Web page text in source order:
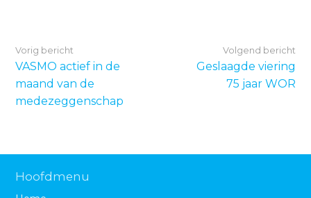
Vorig bericht
VASMO actief in de
maand van de
medezeggenschap
Volgend bericht
Geslaagde viering
75 jaar WOR
Hoofdmenu